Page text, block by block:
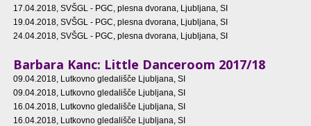
17.04.2018, SVŠGL - PGC, plesna dvorana, Ljubljana, SI
19.04.2018, SVŠGL - PGC, plesna dvorana, Ljubljana, SI
24.04.2018, SVŠGL - PGC, plesna dvorana, Ljubljana, SI
Barbara Kanc: Little Danceroom 2017/18
09.04.2018, Lutkovno gledališče Ljubljana, SI
09.04.2018, Lutkovno gledališče Ljubljana, SI
16.04.2018, Lutkovno gledališče Ljubljana, SI
16.04.2018, Lutkovno gledališče Ljubljana, SI